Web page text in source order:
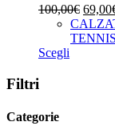
100,00€ Il
prezzo
69,00
TENNIS
Scegli
Filtri
Categorie